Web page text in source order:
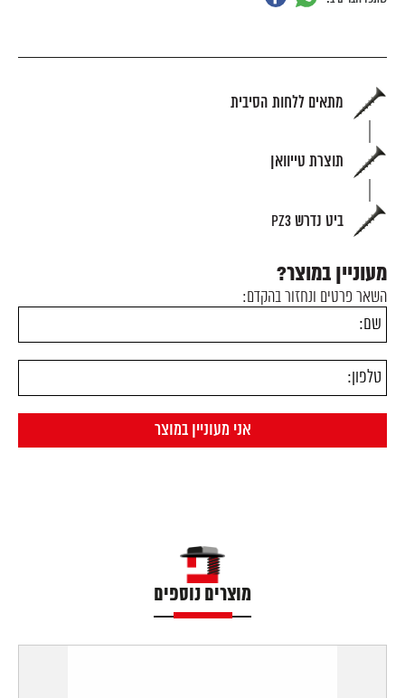
מתאים ללחות הסיבית
תוצרת טייוואן
ביט נדרש PZ3
מעוניין במוצר?
השאר פרטים ונחזור בהקדם:
מוצרים נוספים